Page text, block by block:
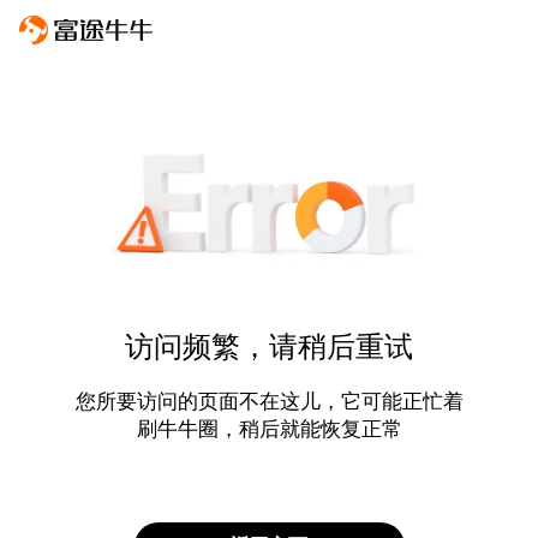
访问频繁，请稍后重试
您所要访问的页面不在这儿，它可能正忙着
刷牛牛圈，稍后就能恢复正常